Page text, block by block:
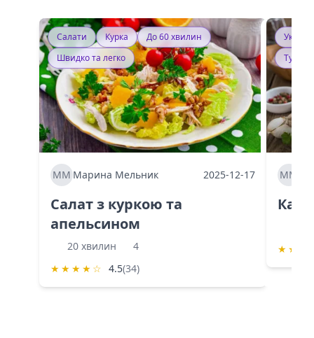
Салати Курка
До 60 хвилин
Швидко та легко
ММ Марина Мельник 2025-12-17
Салат з куркою та
апельсином
20 хвилин
4
★ ★ ★ ★ ☆ 4.5(34)
ММ
★ ★